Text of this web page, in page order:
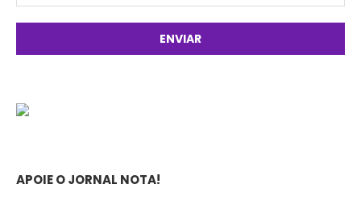
APOIE O JORNAL NOTA!